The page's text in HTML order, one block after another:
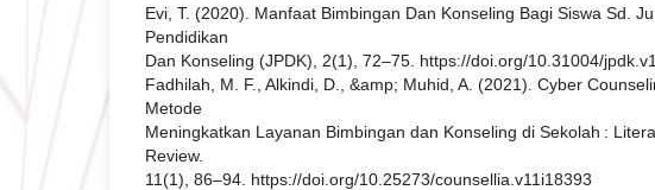
Evi, T. (2020). Manfaat Bimbingan Dan Konseling Bagi Siswa Sd.
Pendidikan
Dan Konseling (JPDK), 2(1), 72–75. https://doi.org/10.31004/
Fadhilah, M. F., Alkindi, D., &amp; Muhid, A. (2021). Cyber
Metode
Meningkatkan Layanan Bimbingan dan Konseling di Sekolah :
Review.
11(1), 86–94. https://doi.org/10.25273/counsellia.v11i18393